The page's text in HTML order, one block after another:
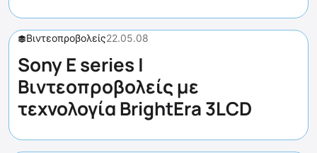
Βιντεοπροβολείς22.05.08
Sony Ε series |
Βιντεοπροβολείς με
τεχνολογία BrightEra 3LCD